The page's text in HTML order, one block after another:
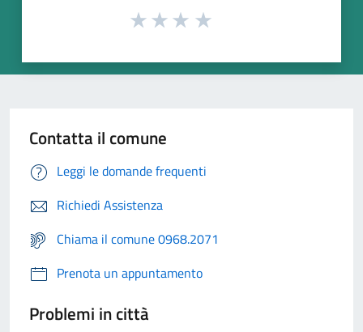
Contatta il comune
Leggi le domande frequenti
Richiedi Assistenza
Chiama il comune 0968.2071
Prenota un appuntamento
Problemi in città